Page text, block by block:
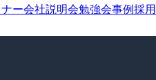
ー会社説明会勉強会事例採用